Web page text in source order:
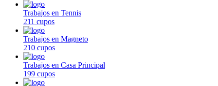
Trabajos en Tennis
211 cupos
Trabajos en Magneto
210 cupos
Trabajos en Casa Principal
199 cupos